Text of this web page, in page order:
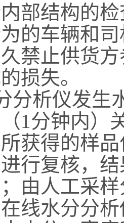
部结构的
的车辆和
禁止供货方
损失。
分析仪发生
1分钟内）
获得的样
行复核，
由人工采
线水分分